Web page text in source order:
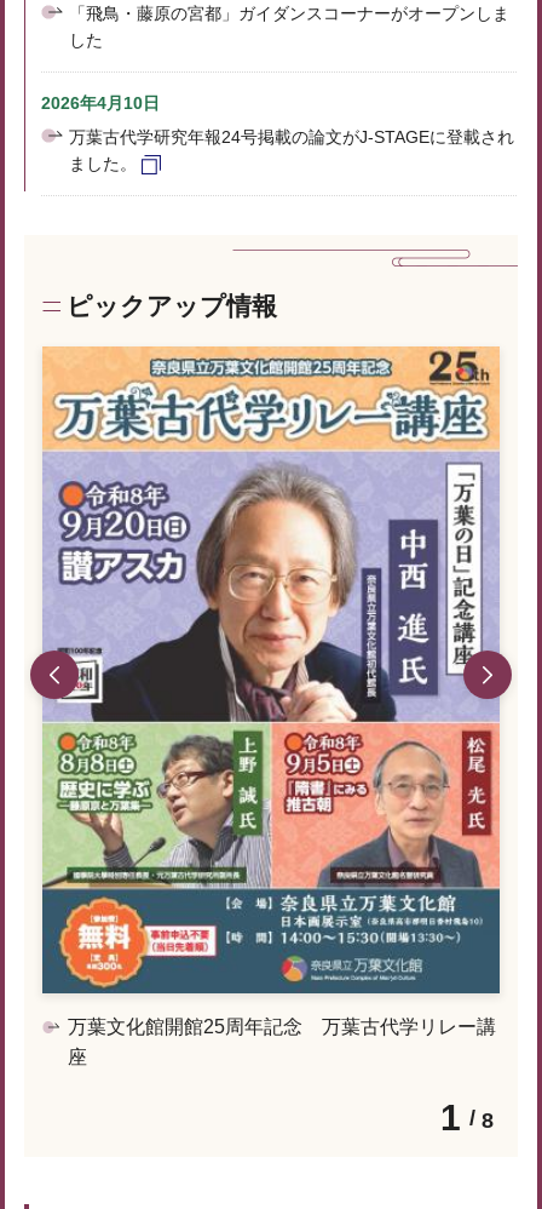
「飛鳥・藤原の宮都」ガイダンスコーナーがオープンしま
した
2026年4月10日
万葉古代学研究年報24号掲載の論文がJ-STAGEに登載され
ました。
ピックアップ情報
1 8
万葉文化館開館25周年記念 万葉古代学リレー講
座